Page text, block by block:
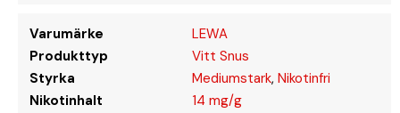
Varumärke
LEWA
Produkttyp
Vitt Snus
Styrka
Mediumstark, Nikotinfri
Nikotinhalt
14 mg/g